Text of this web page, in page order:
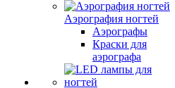
Аэрография ногтей
Аэрографы
Краски для
аэрографа